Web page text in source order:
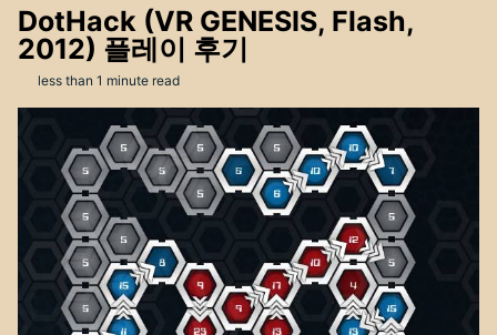
DotHack (VR GENESIS, Flash,
2012) 플레이 후기
less than 1 minute read